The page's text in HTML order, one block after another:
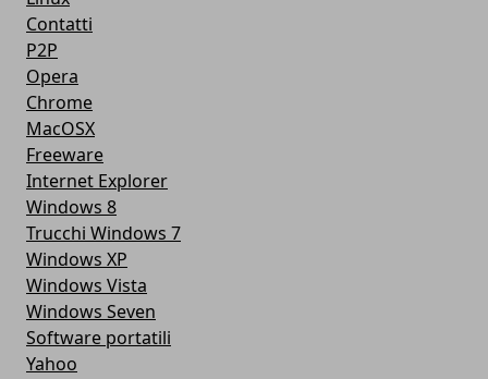
Contatti
P2P
Opera
Chrome
MacOSX
Freeware
Internet Explorer
Windows 8
Trucchi Windows 7
Windows XP
Windows Vista
Windows Seven
Software portatili
Yahoo